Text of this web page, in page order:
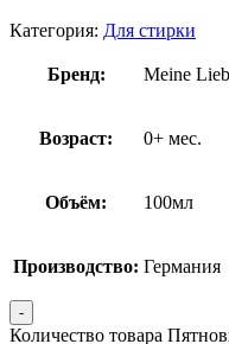
Категория: Для стирки
Бренд: Meine
Возраст: 0+ мес.
Объём: 100мл
Производство: Германия
-
Количество товара